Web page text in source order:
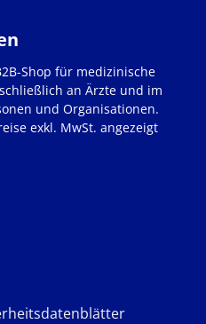
Shop für medizinische
an Ärzte und im
und Organisationen.
exkl. MwSt. angezeigt